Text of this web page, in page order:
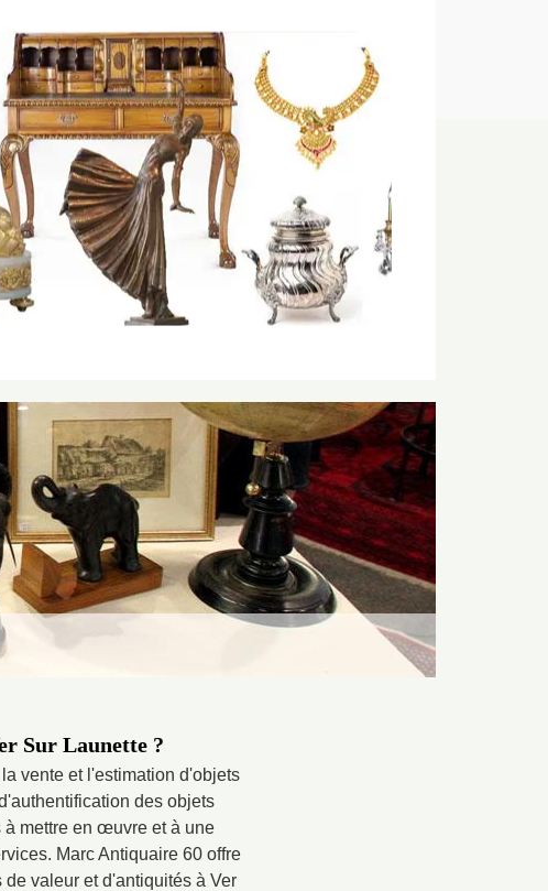
Sur Launette ?
vente et l'estimation d'objets
des objets
à mettre en œuvre et à une
Marc Antiquaire 60 offre
valeur et d'antiquités à Ver